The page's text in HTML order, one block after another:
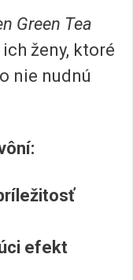
Green Tea
ženy, ktoré
nie nudnú
efekt